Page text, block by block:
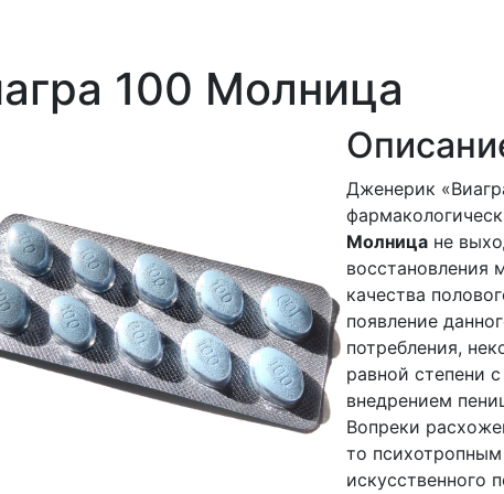
100 Молница
Дженерик
Молница не
восстановления
качества
появление
потребления,
равной степени
внедрением
Вопреки
то
искусственного